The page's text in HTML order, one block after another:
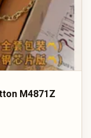
M4871Z